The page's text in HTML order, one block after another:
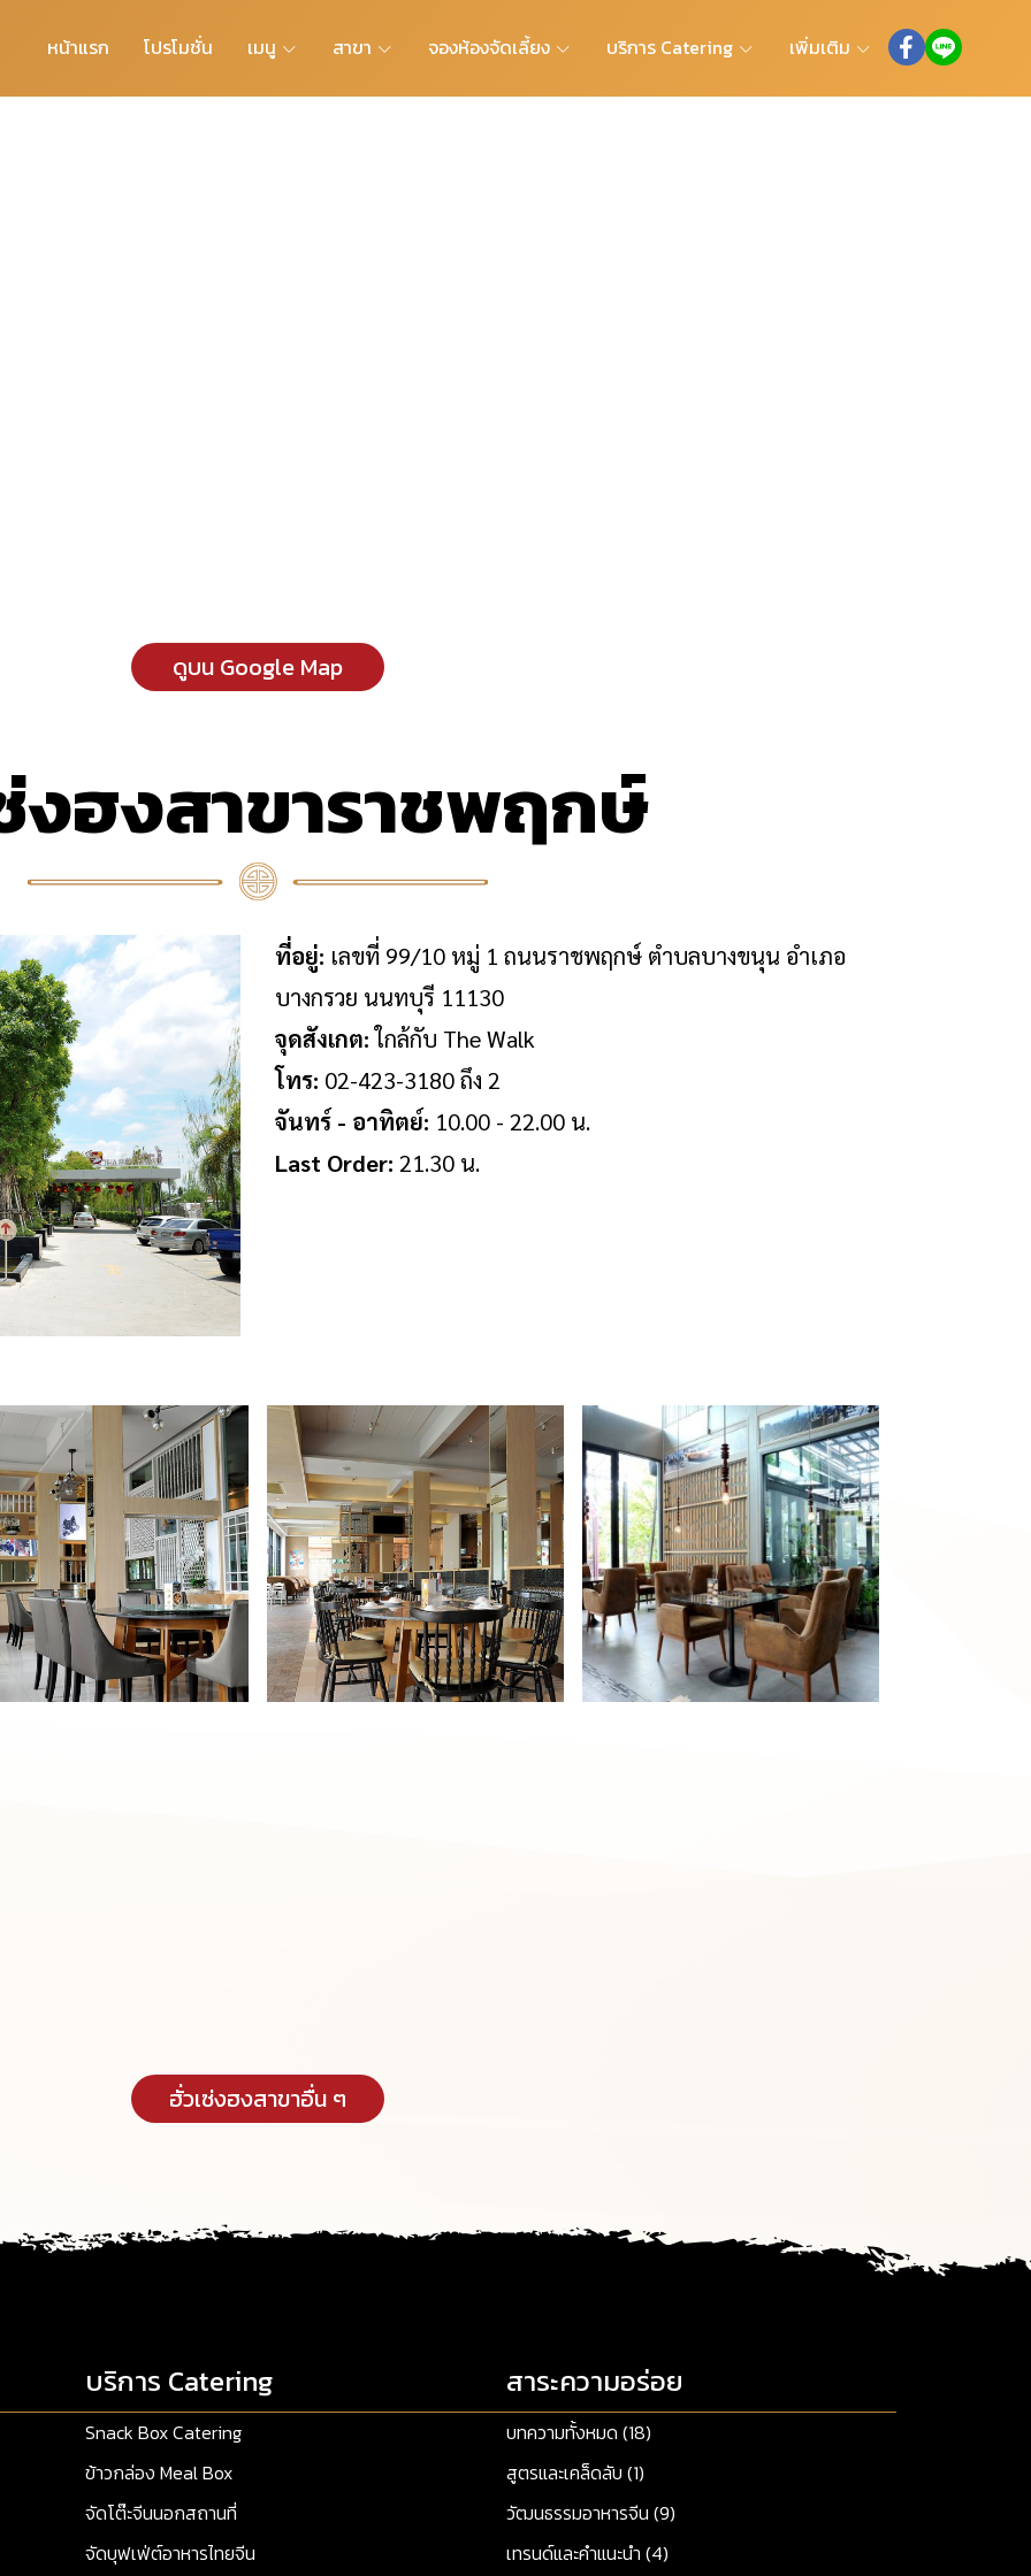
หน้าแรก โปรโมชั่น เมนู สาขา จองห้องจัดเลี้ยง บริการ Catering เพิ่มเติม
ดูบน Google Map
งฮงสาขาราชพฤกษ์
ที่อยู่: เลขที่ 99/10 หมู่ 1 ถนนราชพฤกษ์ ตำบลบางขนุน อำเภอ
บางกรวย นนทบุรี 11130
จุดสังเกต:ใกล้กับ The Walk
โทร: 02-423-3180 ถึง 2
จันทร์ - อาทิตย์: 10.00 - 22.00 น.
Last Order: 21.30 น.
ฮั่วเซ่งฮงสาขาอื่น ๆ
บริการ Catering
Snack Box Catering
ข้าวกล่อง Meal Box
จัดโต๊ะจีนนอกสถานที่
จัดบุฟเฟ่ต์อาหารไทยจีน
สาระความอร่อย
บทความทั้งหมด (18)
สูตรและเคล็ดลับ (1)
วัฒนธรรมอาหารจีน (9)
เทรนด์และคำแนะนำ (4)